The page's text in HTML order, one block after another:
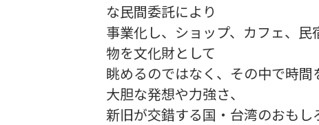
な民間委託により
事業化し、ショップ、カフェ、
物を文化財として
眺めるのではなく、その中で時
大胆な発想や力強さ、
新旧が交錯する国・台湾のおもし